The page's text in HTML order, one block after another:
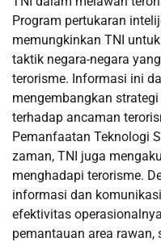
Program pertukaran
memungkinkan TNI
taktik negara-negara
terorisme. Informasi ini
mengembangkan
terhadap ancaman
Pemanfaatan Teknologi
zaman, TNI juga
menghadapi terorisme.
informasi dan
efektivitas
pemantauan area